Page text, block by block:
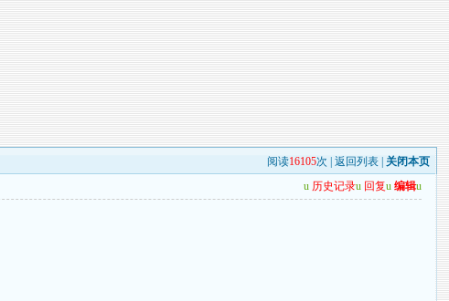
阅读16105次 |返回列表 关闭本页
u 历史记录u 回复u 编辑u